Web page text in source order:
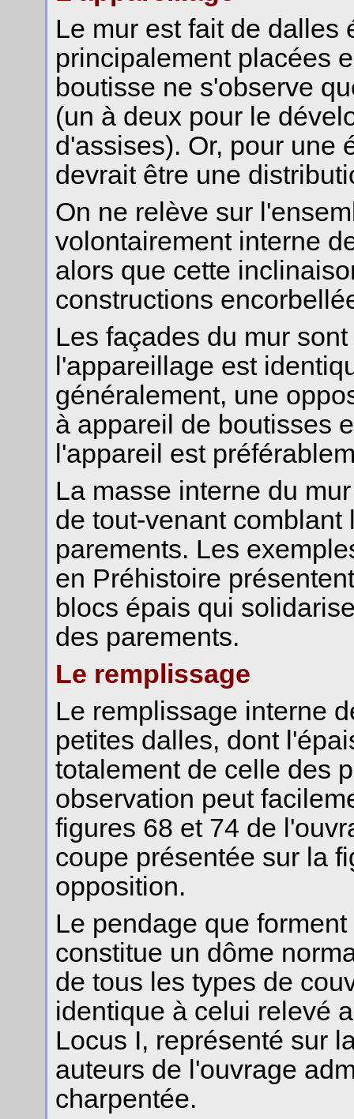
Le mur est fait de dalles
principalement placées
boutisse ne s'observe
(un à deux pour le
d'assises). Or, pour une
devrait être une
On ne relève sur
volontairement interne
alors que cette
constructions
Les façades du mur
l'appareillage est
généralement, une
à appareil de boutisses
l'appareil est
La masse interne du
de tout-venant
parements. Les
en Préhistoire
blocs épais qui
des parements.
Le remplissage
Le remplissage interne
petites dalles, dont
totalement de celle des
observation peut
figures 68 et 74 de
coupe présentée sur la
opposition.
Le pendage que
constitue un dôme
de tous les types de
identique à celui relevé
Locus I, représenté sur
auteurs de l'ouvrage
charpentée.